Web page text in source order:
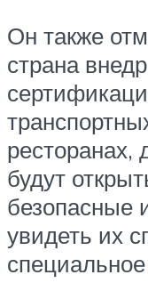
Он также
страна
ресторанах,
будут
безопасные
увидеть их